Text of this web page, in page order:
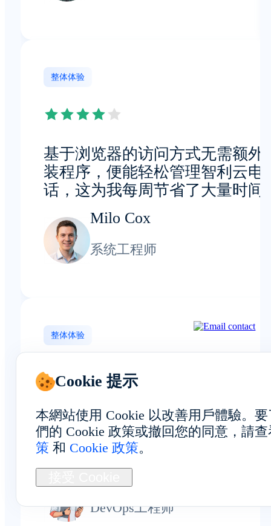
整体体验
基于浏览器的访问方式无需额外
装程序，便能轻松管理智利云电
话，这为我每周节省了大量时间
Milo Cox
系统工程师
整体体验
每台设备都使用独立的标识符进
隔离，这有助于保障智利账户操
的安全性。
DevOps工程师
Cookie 提示
本網站使用 Cookie 以改善用戶體驗。
們的 Cookie 政策或撤回您的同意，請
策 和 Cookie 政策。